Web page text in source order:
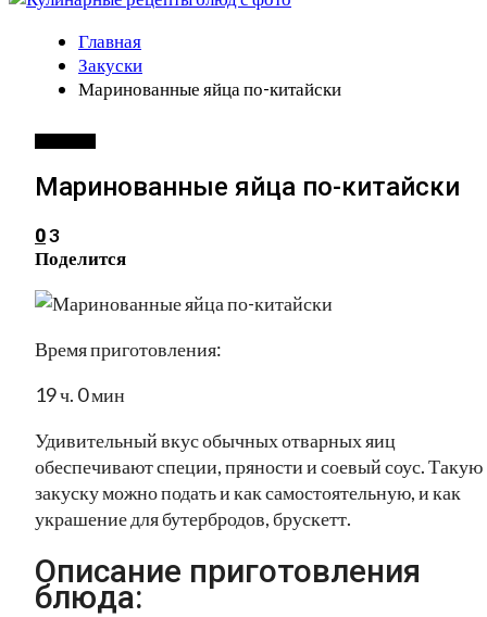
Главная
Закуски
Маринованные яйца по-китайски
Маринованные яйца по-китайски
03
Поделится
Время приготовления:
19 ч. 0 мин
Удивительный вкус обычных отварных яиц
обеспечивают специи, пряности и соевый соус. Такую
закуску можно подать и как самостоятельную, и как
украшение для бутербродов, брускетт.
Описание приготовления
блюда: